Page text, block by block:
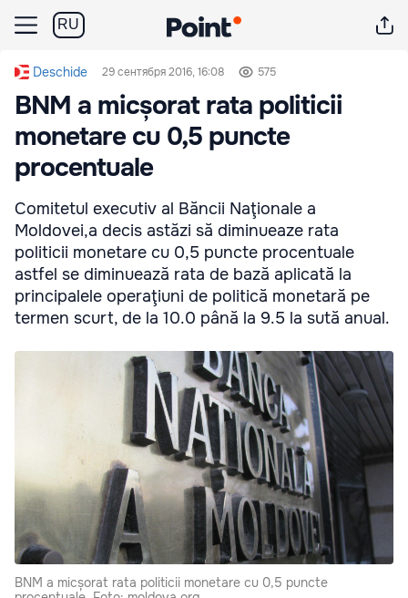
RU
Deschide 29 сентября 2016, 16:08 575
BNM a micșorat rata politicii
monetare cu 0,5 puncte
procentuale
Comitetul executiv al Băncii Naţionale a
Moldovei,a decis astăzi să diminueaze rata
politicii monetare cu 0,5 puncte procentuale
astfel se diminuează rata de bază aplicată la
principalele operaţiuni de politică monetară pe
termen scurt, de la 10.0 până la 9.5 la sută anual.
BNM a micșorat rata politicii monetare cu 0,5 puncte